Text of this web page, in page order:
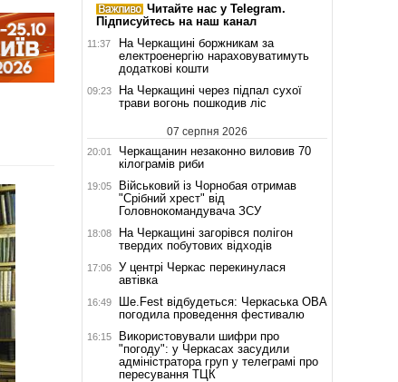
Читайте нас у Telegram.
Підписуйтесь на наш канал
11:37
На Черкащині боржникам за
електроенергію нараховуватимуть
додаткові кошти
09:23
На Черкащині через підпал сухої
трави вогонь пошкодив ліс
07 серпня 2026
20:01
Черкащанин незаконно виловив 70
кілограмів риби
19:05
Військовий із Чорнобая отримав
"Срібний хрест" від
Головнокомандувача ЗСУ
18:08
На Черкащині загорівся полігон
твердих побутових відходів
17:06
У центрі Черкас перекинулася
автівка
16:49
Ше.Fest відбудеться: Черкаська ОВА
погодила проведення фестивалю
16:15
Використовували шифри про
"погоду": у Черкасах засудили
адміністратора груп у телеграмі про
пересування ТЦК